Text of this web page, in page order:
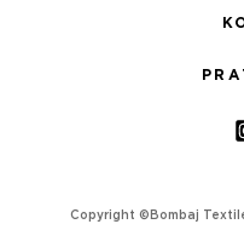
Copyright ©Bombaj